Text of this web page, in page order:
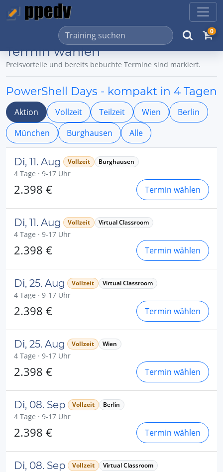
0
Termin wählen
Preisvorteile und bereits bebuchte Termine sind markiert.
PowerShell Days - kompakt in 4 Tagen
Aktion Vollzeit Teilzeit Wien
Berlin
München
Burghausen Alle
Di, 11. Aug Vollzeit Burghausen
4 Tage · 9-17 Uhr
2.398 € Termin wählen
Di, 11. Aug Vollzeit Virtual Classroom
4 Tage · 9-17 Uhr
2.398 € Termin wählen
Di, 25. Aug Vollzeit Virtual Classroom
4 Tage · 9-17 Uhr
2.398 € Termin wählen
Di, 25. Aug Vollzeit Wien
4 Tage · 9-17 Uhr
2.398 € Termin wählen
Di, 08. Sep Vollzeit Berlin
4 Tage · 9-17 Uhr
2.398 € Termin wählen
Di, 08. Sep Vollzeit Virtual Classroom